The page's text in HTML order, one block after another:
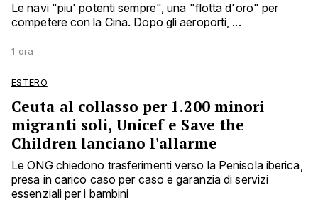
Le navi "piu' potenti sempre", una "flotta d'oro" per
competere con la Cina. Dopo gli aeroporti, ...
1 ora
ESTERO
Ceuta al collasso per 1.200 minori
migranti soli, Unicef e Save the
Children lanciano l'allarme
Le ONG chiedono trasferimenti verso la Penisola iberica,
presa in carico caso per caso e garanzia di servizi
essenziali per i bambini